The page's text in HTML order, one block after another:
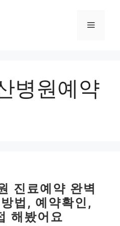
메
병원예약
진료예약 완벽
법, 예약확인,
해봤어요